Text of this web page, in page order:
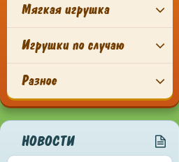
Мягкая игрушка
Игрушки по случаю
Разное
НОВОСТИ